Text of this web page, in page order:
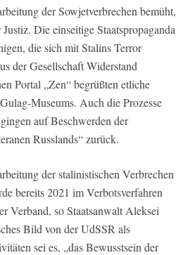
der Sowjetverbrechen bemüht,
Die einseitige Staatspropaganda
die sich mit Stalins Terror
der Gesellschaft Widerstand
Portal „Zen“ begrüßten etliche
Museums. Auch die Prozesse
auf Beschwerden der
Russlands“ zurück.
der stalinistischen Verbrechen
bereits 2021 im Verbotsverfahren
Verband, so Staatsanwalt Aleksei
Bild von der UdSSR als
sei es, „das Bewusstsein der